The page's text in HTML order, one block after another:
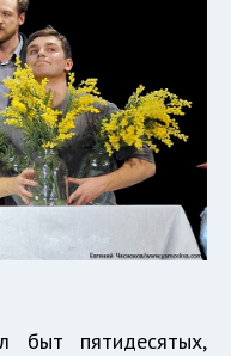
быт пятидесятых,